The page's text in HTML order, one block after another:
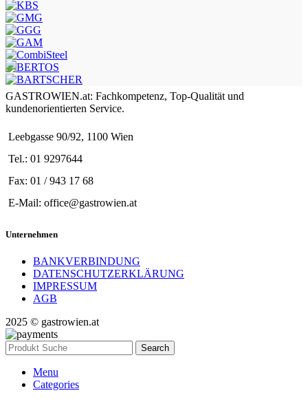
GASTROWIEN.at: Fachkompetenz, Top-Qualität und
kundenorientierten Service.
Leebgasse 90/92, 1100 Wien
Tel.: 01 9297644
Fax: 01 / 943 17 68
E-Mail: office@gastrowien.at
Unternehmen
BANKVERBINDUNG
DATENSCHUTZERKLÄRUNG
IMPRESSUM
AGB
2025 © gastrowien.at
Search
Menu
Categories